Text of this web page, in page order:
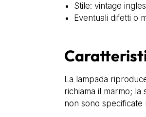
Stile: vintage
Eventuali difetti o
La lampada
richiama il marmo;
non sono specificate